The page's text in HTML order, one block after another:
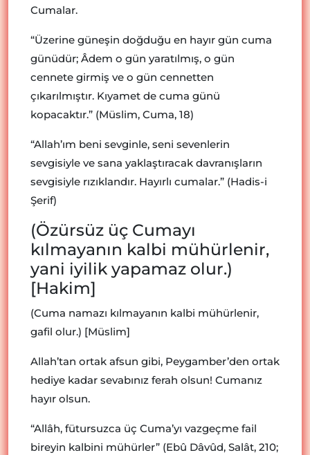
Cumalar.
“Üzerine güneşin doğduğu en hayır gün cuma
günüdür; Âdem o gün yaratılmış, o gün
cennete girmiş ve o gün cennetten
çıkarılmıştır. Kıyamet de cuma günü
kopacaktır.” (Müslim, Cuma, 18)
“Allah’ım beni sevginle, seni sevenlerin
sevgisiyle ve sana yaklaştıracak davranışların
sevgisiyle rızıklandır. Hayırlı cumalar.” (Hadis-i
Şerif)
(Özürsüz üç Cumayı
kılmayanın kalbi mühürlenir,
yani iyilik yapamaz olur.)
[Hakim]
(Cuma namazı kılmayanın kalbi mühürlenir,
gafil olur.) [Müslim]
Allah’tan ortak afsun gibi, Peygamber’den ortak
hediye kadar sevabınız ferah olsun! Cumanız
hayır olsun.
“Allâh, fütursuzca üç Cuma’yı vazgeçme fail
bireyin kalbini mühürler” (Ebû Dâvûd, Salât, 210;